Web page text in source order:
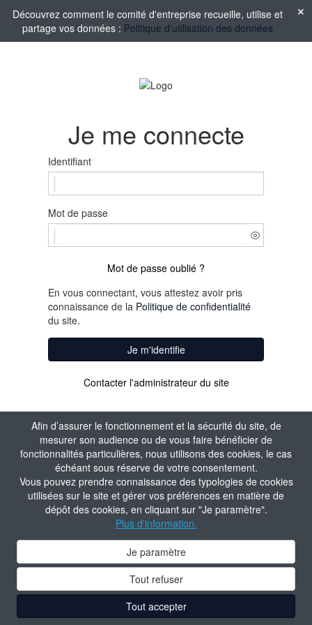
Afin d’assurer le fonctionnement et la sécurité du site, de
mesurer son audience ou de vous faire bénéficier de
fonctionnalités particulières, nous utilisons des cookies, le cas
échéant sous réserve de votre consentement.
Vous pouvez prendre connaissance des typologies de cookies
utilisées sur le site et gérer vos préférences en matière de
dépôt des cookies, en cliquant sur "Je paramètre".
Plus d'information.
Je paramètre
Tout refuser
Tout accepter
Découvrez comment le comité d'entreprise recueille, utilise et
partage vos données : Politique d'utilisation des données
Je me connecte
Identifiant
Mot de passe
Mot de passe oublié ?
En vous connectant, vous attestez avoir pris
connaissance de la Politique de confidentialité
du site.
Je m'identifie
Contacter l'administrateur du site